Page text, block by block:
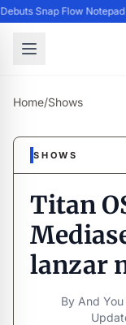
Snap Flow
Home/Shows
SHOWS
Titan
lanzar
By And